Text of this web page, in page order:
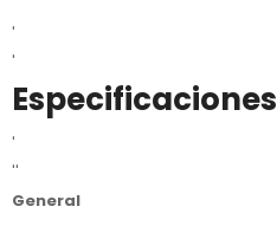
'
'
Especificaciones
'
''
General